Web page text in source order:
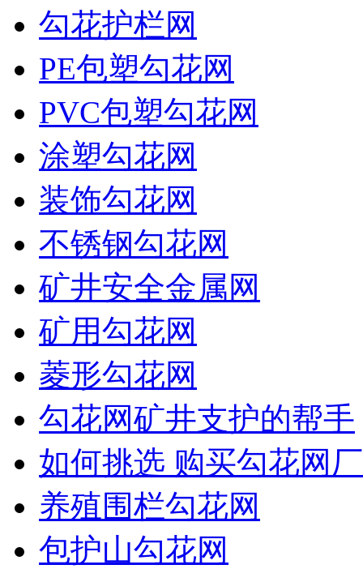
勾花护栏网
PE包塑勾花网
PVC包塑勾花网
涂塑勾花网
装饰勾花网
不锈钢勾花网
矿井安全金属网
矿用勾花网
菱形勾花网
勾花网矿井支护的帮手
如何挑选 购买勾花网
养殖围栏勾花网
包护山勾花网